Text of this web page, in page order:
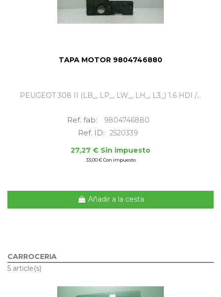
TAPA MOTOR 9804746880
PEUGEOT 308 II (LB_, LP_, LW_, LH_, L3_) 1.6 HDI /...
Ref. fab: 9804746880
Ref. ID:
2520339
27,27 € Sin impuesto
33,00 € Con impuesto
Añadir a la cesta
CARROCERIA
5 article(s)